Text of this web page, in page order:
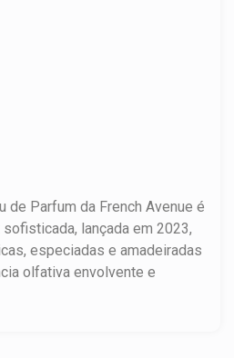
de Parfum da French Avenue é
lançada em 2023,
especiadas e amadeiradas
olfativa envolvente e